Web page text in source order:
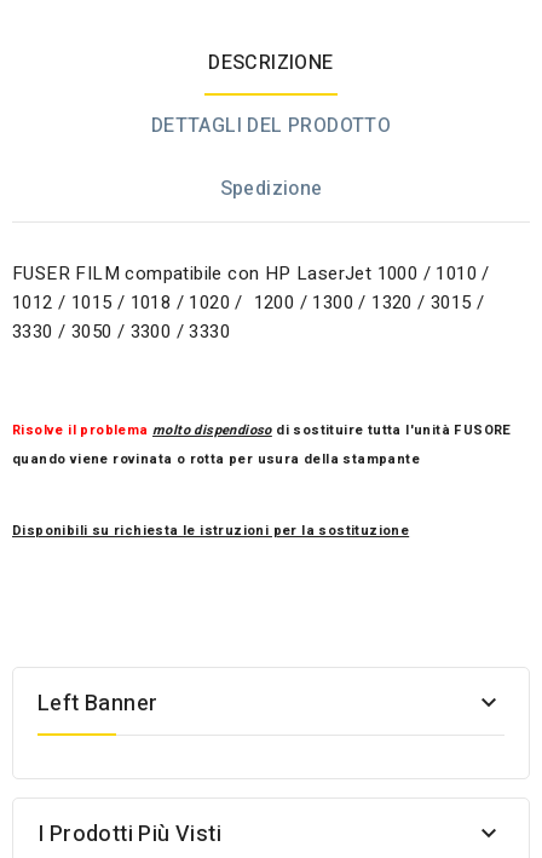
DESCRIZIONE
DETTAGLI DEL PRODOTTO
Spedizione
FUSER FILM compatibile con HP LaserJet 1000 / 1010 /
1012 / 1015 / 1018 / 1020 / 1200 / 1300 / 1320 / 3015 /
3330 / 3050 / 3300 / 3330
Risolve il problema molto dispendioso di sostituire tutta l'unità FUSORE
quando viene rovinata o rotta per usura della stampante
Disponibili su richiesta le istruzioni per la sostituzione
Left Banner 
I Prodotti Più Visti 